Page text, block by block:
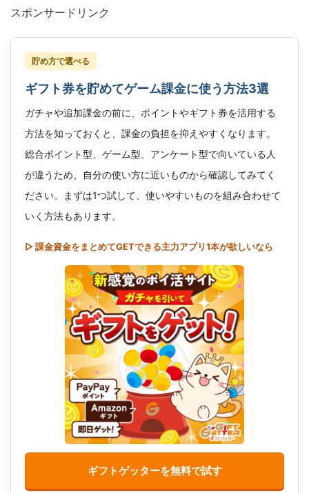
スポンサードリンク
貯め方で選べる
ギフト券を貯めてゲーム課金に使う方法3選
ガチャや追加課金の前に、ポイントやギフト券を活用する
方法を知っておくと、課金の負担を抑えやすくなります。
総合ポイント型、ゲーム型、アンケート型で向いている人
が違うため、自分の使い方に近いものから確認してみてく
ださい。まずは1つ試して、使いやすいものを組み合わせて
いく方法もあります。
▷ 課金資金をまとめてGETできる主力アプリ1本が欲しいなら
ギフトゲッターを無料で試す